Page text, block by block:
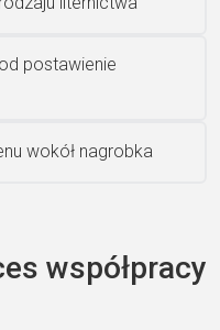
postawienie
wokół nagrobka
współpracy